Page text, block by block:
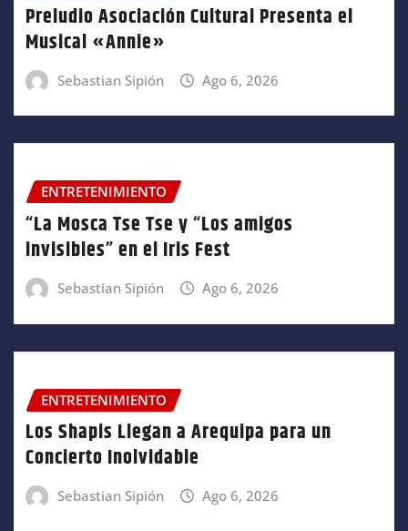
Preludio Asociación Cultural Presenta el
Musical «Annie»
Sebastian Sipión Ago 6, 2026
ENTRETENIMIENTO
“La Mosca Tse Tse y “Los amigos
invisibles” en el Iris Fest
Sebastian Sipión Ago 6, 2026
ENTRETENIMIENTO
Los Shapis Llegan a Arequipa para un
Concierto Inolvidable
Sebastian Sipión Ago 6, 2026